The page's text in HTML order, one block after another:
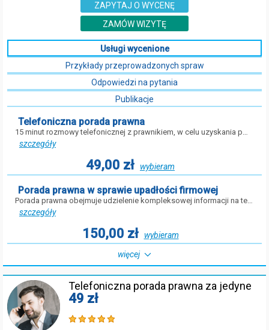
ZAPYTAJ O WYCENĘ
ZAMÓW WIZYTĘ
Usługi wycenione
Przykłady przeprowadzonych spraw
Odpowiedzi na pytania
Publikacje
Telefoniczna porada prawna
15 minut rozmowy telefonicznej z prawnikiem, w celu uzyskania p…
szczegóły
49,00 zł wybieram
Porada prawna w sprawie upadłości firmowej
Porada prawna obejmuje udzielenie kompleksowej informacji na te…
szczegóły
150,00 zł
wybieram
więcej
Telefoniczna porada prawna za jedyne
49 zł